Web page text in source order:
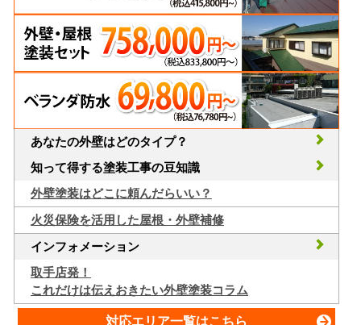
あなたの外壁はどのタイプ？
知って得する塗装工事の豆知識
外壁塗装はどこに頼んだらいい？
火災保険を活用した屋根・外壁補修
インフォメーション
取手店発！
これだけは伝えおきたい外壁塗装コラム
対応エリア一覧はこちら